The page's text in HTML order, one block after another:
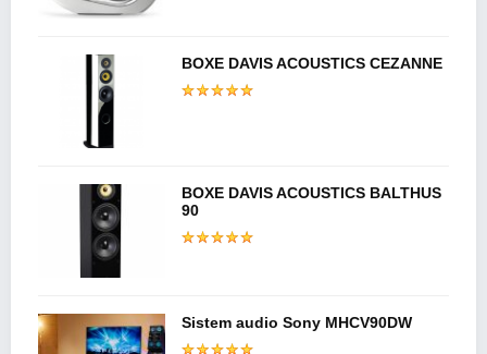
BOXE DAVIS ACOUSTICS CEZANNE
BOXE DAVIS ACOUSTICS BALTHUS
90
Sistem audio Sony MHCV90DW